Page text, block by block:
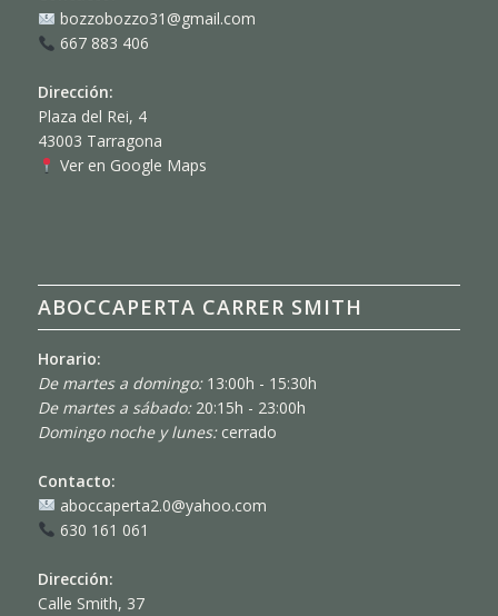
bozzobozzo31@gmail.com
667 883 406
Dirección:
Plaza del Rei, 4
43003 Tarragona
Ver en Google Maps
ABOCCAPERTA CARRER SMITH
Horario:
De martes a domingo:13:00h - 15:30h
De martes a sábado:20:15h - 23:00h
Domingo noche y lunes:cerrado
Contacto:
aboccaperta2.0@yahoo.com
630 161 061
Dirección:
Calle Smith, 37